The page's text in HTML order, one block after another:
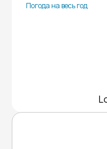
Погода на весь год